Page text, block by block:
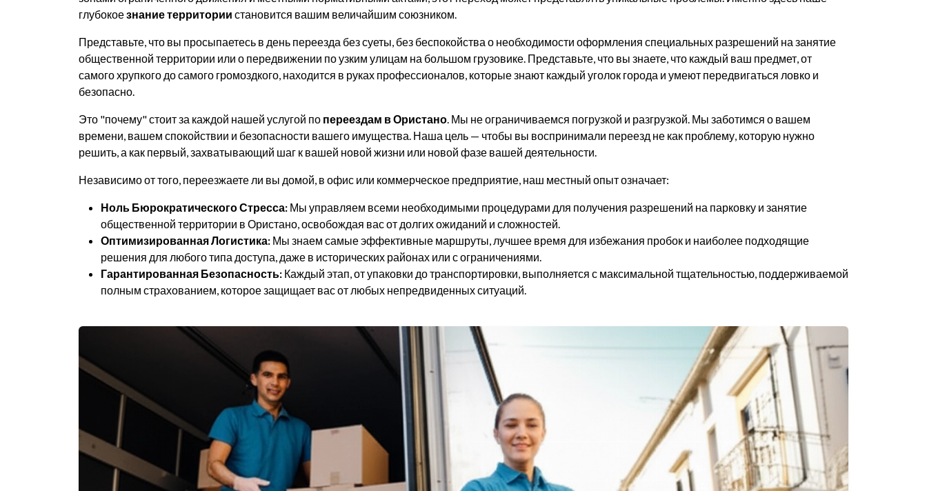
глубокоезнание территории становится вашим величайшим союзником.
Представьте, что вы просыпаетесь в день переезда без суеты, без беспокойства о необходимости оформления специальных разрешений на занятие
общественной территории или о передвижении по узким улицам на большом грузовике. Представьте, что вы знаете, что каждый ваш предмет, от
самого хрупкого до самого громоздкого, находится в руках профессионалов, которые знают каждый уголок города и умеют передвигаться ловко и
безопасно.
Это "почему" стоит за каждой нашей услугой по переездам в Ористано. Мы не ограничиваемся погрузкой и разгрузкой. Мы заботимся о вашем
времени, вашем спокойствии и безопасности вашего имущества. Наша цель — чтобы вы воспринимали переезд не как проблему, которую нужно
решить, а как первый, захватывающий шаг к вашей новой жизни или новой фазе вашей деятельности.
Независимо от того, переезжаете ли вы домой, в офис или коммерческое предприятие, наш местный опыт означает:
Ноль Бюрократического Стресса: Мы управляем всеми необходимыми процедурами для получения разрешений на парковку и занятие
общественной территории в Ористано, освобождая вас от долгих ожиданий и сложностей.
Оптимизированная Логистика: Мы знаем самые эффективные маршруты, лучшее время для избежания пробок и наиболее подходящие
решения для любого типа доступа, даже в исторических районах или с ограничениями.
Гарантированная Безопасность: Каждый этап, от упаковки до транспортировки, выполняется с максимальной тщательностью, поддерживаемой
полным страхованием, которое защищает вас от любых непредвиденных ситуаций.